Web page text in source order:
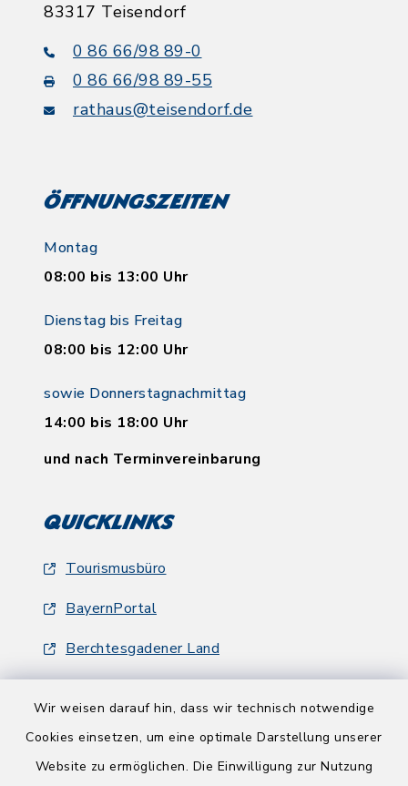
Wir weisen darauf hin, dass wir technisch notwendige
Cookies einsetzen, um eine optimale Darstellung unserer
Website zu ermöglichen. Die Einwilligung zur Nutzung
83317 Teisendorf
0 86 66/98 89-0
0 86 66/98 89-55
rathaus@teisendorf.de
Öffnungszeiten
Montag
08:00 bis 13:00 Uhr
Dienstag bis Freitag
08:00 bis 12:00 Uhr
sowie Donnerstagnachmittag
14:00 bis 18:00 Uhr
und nach Terminvereinbarung
Quicklinks
Tourismusbüro
BayernPortal
Berchtesgadener Land